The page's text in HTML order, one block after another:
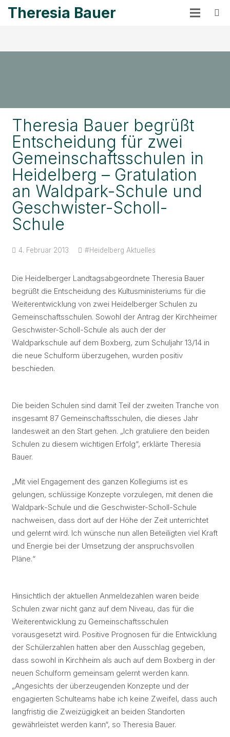
Theresia Bauer
Theresia Bauer begrüßt
Entscheidung für zwei
Gemeinschaftsschulen in
Heidelberg – Gratulation
an Waldpark-Schule und
Geschwister-Scholl-
Schule
4. Februar 2013 #Heidelberg Aktuelles
Die Heidelberger Landtagsabgeordnete Theresia Bauer
begrüßt die Entscheidung des Kultusministeriums für die
Weiterentwicklung von zwei Heidelberger Schulen zu
Gemeinschaftsschulen. Sowohl der Antrag der Kirchheimer
Geschwister-Scholl-Schule als auch der der
Waldparkschule auf dem Boxberg, zum Schuljahr 13/14 in
die neue Schulform überzugehen, wurden positiv
beschieden.
Die beiden Schulen sind damit Teil der zweiten Tranche von
insgesamt 87 Gemeinschaftsschulen, die dieses Jahr
landesweit an den Start gehen. „Ich gratuliere den beiden
Schulen zu diesem wichtigen Erfolg“, erklärte Theresia
Bauer.
„Mit viel Engagement des ganzen Kollegiums ist es
gelungen, schlüssige Konzepte vorzulegen, mit denen die
Waldpark-Schule und die Geschwister-Scholl-Schule
nachweisen, dass dort auf der Höhe der Zeit unterrichtet
und gelernt wird. Ich wünsche nun allen Beteiligten viel Kraft
und Energie bei der Umsetzung der anspruchsvollen
Pläne.“
Hinsichtlich der aktuellen Anmeldezahlen waren beide
Schulen zwar nicht ganz auf dem Niveau, das für die
Weiterentwicklung zu Gemeinschaftsschulen
vorausgesetzt wird. Positive Prognosen für die Entwicklung
der Schülerzahlen hatten aber den Ausschlag gegeben,
dass sowohl in Kirchheim als auch auf dem Boxberg in der
neuen Schulform gemeinsam gelernt werden kann.
„Angesichts der überzeugenden Konzepte und der
engagierten Schulteams habe ich keine Zweifel, dass auch
langfristig die Zweizügigkeit an beiden Standorten
gewährleistet werden kann“, so Theresia Bauer.